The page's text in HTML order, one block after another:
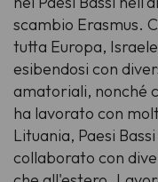
scambio Erasmus.
tutta Europa,
esibendosi con
amatoriali, nonché
ha lavorato con
Lituania, Paesi
collaborato con